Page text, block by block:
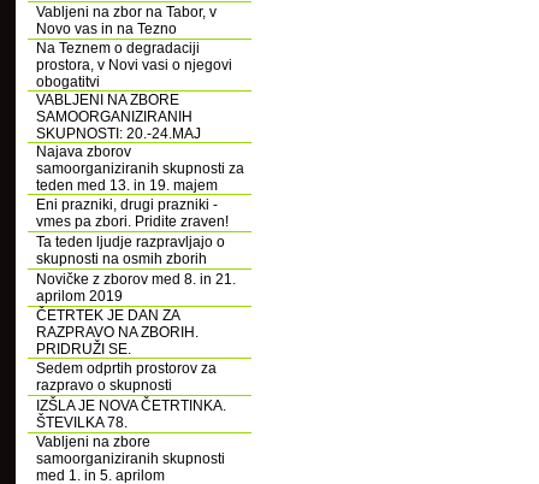
Vabljeni na zbor na Tabor, v
Novo vas in na Tezno
Na Teznem o degradaciji
prostora, v Novi vasi o njegovi
obogatitvi
VABLJENI NA ZBORE
SAMOORGANIZIRANIH
SKUPNOSTI: 20.-24.MAJ
Najava zborov
samoorganiziranih skupnosti za
teden med 13. in 19. majem
Eni prazniki, drugi prazniki -
vmes pa zbori. Pridite zraven!
Ta teden ljudje razpravljajo o
skupnosti na osmih zborih
Novičke z zborov med 8. in 21.
aprilom 2019
ČETRTEK JE DAN ZA
RAZPRAVO NA ZBORIH.
PRIDRUŽI SE.
Sedem odprtih prostorov za
razpravo o skupnosti
IZŠLA JE NOVA ČETRTINKA.
ŠTEVILKA 78.
Vabljeni na zbore
samoorganiziranih skupnosti
med 1. in 5. aprilom